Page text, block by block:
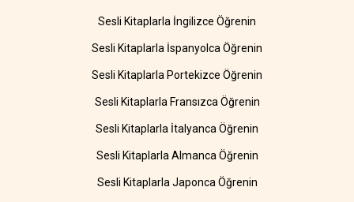
Sesli Kitaplarla İngilizce Öğrenin
Sesli Kitaplarla İspanyolca Öğrenin
Sesli Kitaplarla Portekizce Öğrenin
Sesli Kitaplarla Fransızca Öğrenin
Sesli Kitaplarla İtalyanca Öğrenin
Sesli Kitaplarla Almanca Öğrenin
Sesli Kitaplarla Japonca Öğrenin